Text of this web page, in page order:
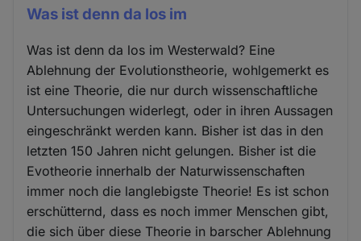
Was ist denn da los im
Was ist denn da los im Westerwald? Eine
Ablehnung der Evolutionstheorie, wohlgemerkt es
ist eine Theorie, die nur durch wissenschaftliche
Untersuchungen widerlegt, oder in ihren Aussagen
eingeschränkt werden kann. Bisher ist das in den
letzten 150 Jahren nicht gelungen. Bisher ist die
Evotheorie innerhalb der Naturwissenschaften
immer noch die langlebigste Theorie! Es ist schon
erschütternd, dass es noch immer Menschen gibt,
die sich über diese Theorie in barscher Ablehnung